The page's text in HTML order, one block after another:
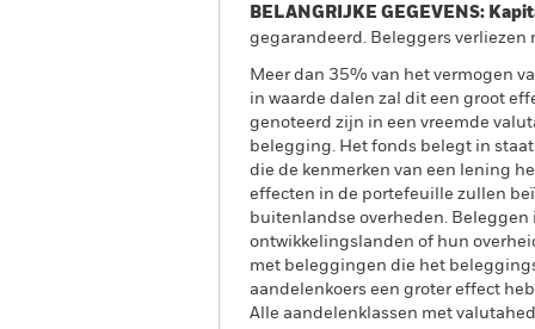
BELANGRIJKE GEGEVENS:
gegarandeerd. Beleggers
Meer dan 35% van het vermogen
in waarde dalen zal dit een groot
genoteerd zijn in een vreemde
belegging. Het fonds belegt in
die de kenmerken van een lening
effecten in de portefeuille zullen
buitenlandse overheden.
ontwikkelingslanden of hun
met beleggingen die het
aandelenkoers een groter effect
Alle aandelenklassen met